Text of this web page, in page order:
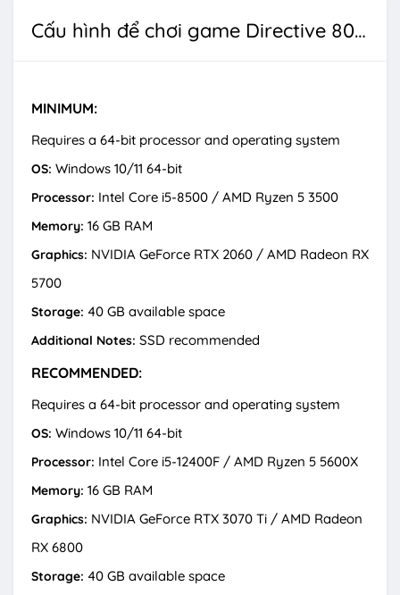
Cấu hình để chơi game Directive 8020
MINIMUM:
Requires a 64-bit processor and operating system
OS: Windows 10/11 64-bit
Processor: Intel Core i5-8500 / AMD Ryzen 5 3500
Memory: 16 GB RAM
Graphics: NVIDIA GeForce RTX 2060 / AMD Radeon RX
5700
Storage: 40 GB available space
Additional Notes: SSD recommended
RECOMMENDED:
Requires a 64-bit processor and operating system
OS: Windows 10/11 64-bit
Processor: Intel Core i5-12400F / AMD Ryzen 5 5600X
Memory: 16 GB RAM
Graphics: NVIDIA GeForce RTX 3070 Ti / AMD Radeon
RX 6800
Storage: 40 GB available space